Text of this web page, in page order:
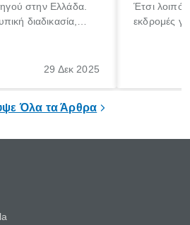
στην Ελλάδα.
διαδικασία,
Ωστόσο,
29 Δεκ 2025
Έτσι
εκδρομές
Όλα τα Άρθρα